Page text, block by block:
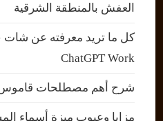
العفش بالمنطقة الشرقية
كل ما تريد معرفته عن
ChatGPT Work
شرح أهم مصطلحات قاموس
مزايا وعيوب ميزة أسماء